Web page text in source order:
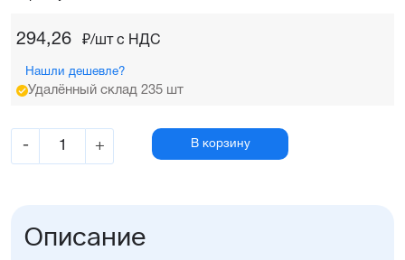
294,26 ₽/шт c НДС
Нашли дешевле?
Удалённый склад 235 шт
- + В корзину
Описание